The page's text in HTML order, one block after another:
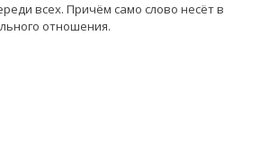
всех. Причём само слово несёт в
отношения.